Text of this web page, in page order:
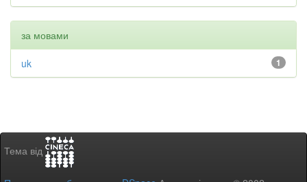
за мовами
1
uk
Тема від